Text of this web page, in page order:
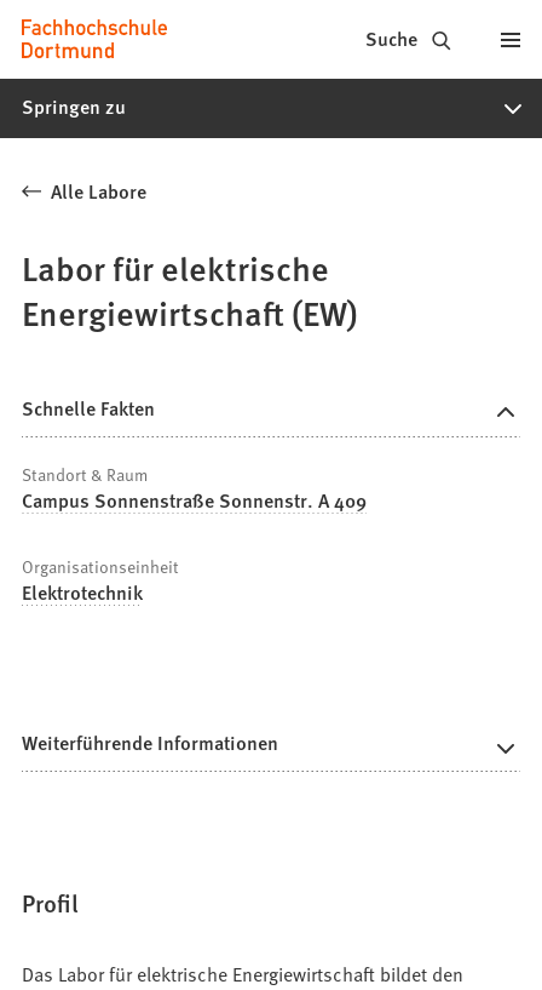
Inhalt anspringen
Fachhochschule
Dortmund
-
Studiengänge,
Bewerbung
Suche
Springen zu
Alle Labore
Labor für elektrische
Energiewirtschaft (EW)
Schnelle Fakten
Standort & Raum
Campus Sonnenstraße Sonnenstr. A 409
Organisationseinheit
Elektrotechnik
Weiterführende Informationen
Profil
Das Labor für elektrische Energiewirtschaft bildet den